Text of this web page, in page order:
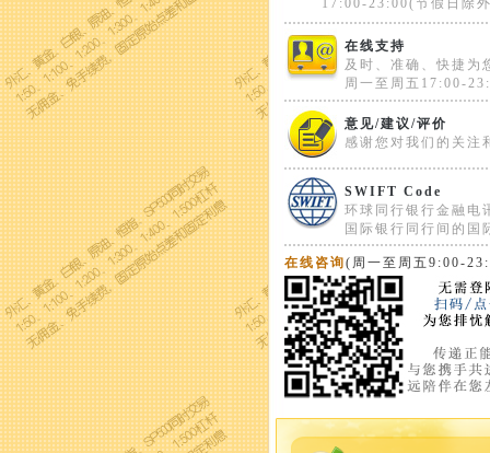
17:00-23:00(节假日除
在线支持
及时、准确、快捷为
周一至周五17:00-
意见/建议/评价
感谢您对我们的关注
SWIFT Code
环球同行银行金融电
国际银行同行间的国
在线咨询(周一至周五9:00-